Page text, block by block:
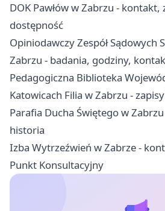
DOK Pawłów w Zabrzu - kontakt,
dostępność
Opiniodawczy Zespół Sądowych
Zabrzu - badania, godziny,
Pedagogiczna Biblioteka
Katowicach Filia w Zabrzu -
Parafia Ducha Świętego w
historia
Izba Wytrzeźwień w Zabrze -
Punkt Konsultacyjny